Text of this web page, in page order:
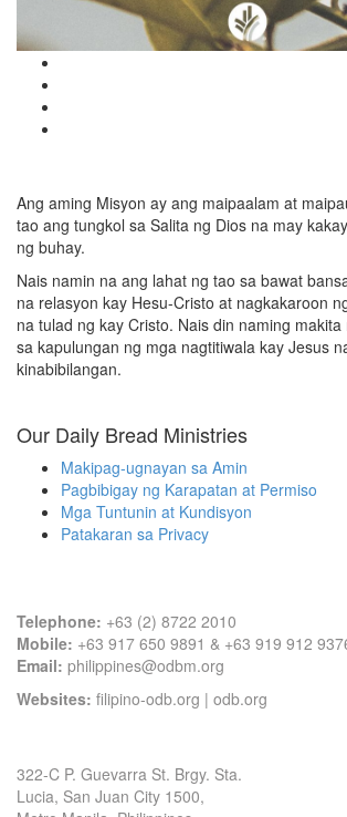
Ang aming Misyon ay ang maipaalam at
tao ang tungkol sa Salita ng Dios na may
ng buhay.
Nais namin na ang lahat ng tao sa bawat
na relasyon kay Hesu-Cristo at nagkakaroon
na tulad ng kay Cristo. Nais din naming
sa kapulungan ng mga nagtitiwala kay Jesus
kinabibilangan.
Our Daily Bread Ministries
Makipag-ugnayan sa Amin
Pagbibigay ng Karapatan at Permiso
Mga Tuntunin at Kundisyon
Patakaran sa Privacy
Telephone: +63 (2) 8722 2010
Mobile: +63 917 650 9891 & +63 919 912
Email: philippines@odbm.org
Websites: filipino-odb.org | odb.org
322-C P. Guevarra St. Brgy. Sta.
Lucia, San Juan City 1500,